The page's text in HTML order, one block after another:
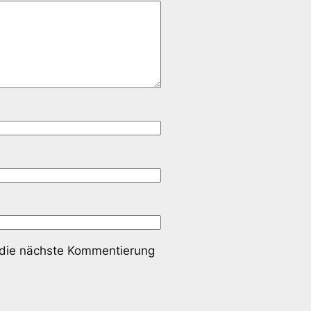
nächste Kommentierung